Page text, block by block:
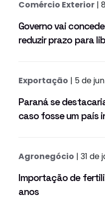
Comércio Exterior |
Governo vai
reduzir prazo para
Exportação | 5 de
Paraná se
caso fosse um país
Agronegócio | 31 de
Importação de
anos